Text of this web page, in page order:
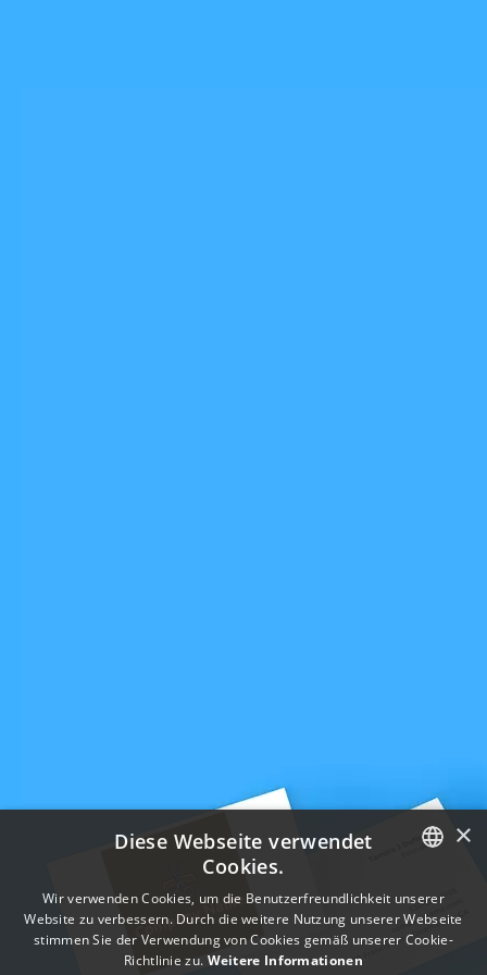
ENGLISH
FRENCH
×
Diese Webseite verwendet
Cookies.
Wir verwenden Cookies, um die Benutzerfreundlichkeit unserer
Website zu verbessern. Durch die weitere Nutzung unserer Webseite
stimmen Sie der Verwendung von Cookies gemäß unserer Cookie-
Richtlinie zu. Weitere Informationen